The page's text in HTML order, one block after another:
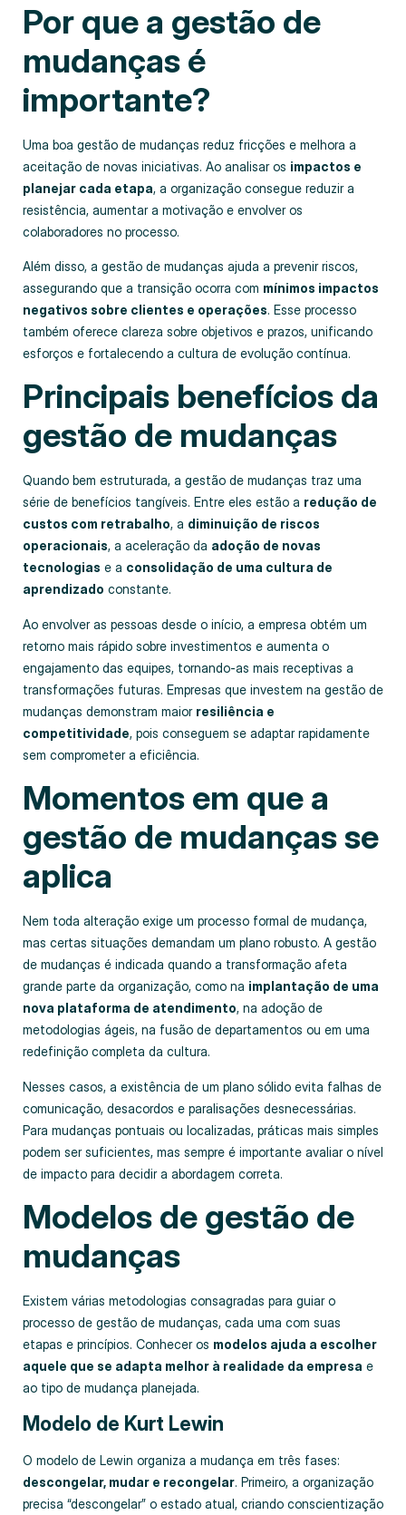
Por que a gestão de
mudanças é
importante?
Uma boa gestão de mudanças reduz fricções e melhora a
aceitação de novas iniciativas. Ao analisar os impactos e
planejar cada etapa, a organização consegue reduzir a
resistência, aumentar a motivação e envolver os
colaboradores no processo.
Além disso, a gestão de mudanças ajuda a prevenir riscos,
assegurando que a transição ocorra com mínimos impactos
negativos sobre clientes e operações. Esse processo
também oferece clareza sobre objetivos e prazos, unificando
esforços e fortalecendo a cultura de evolução contínua.
Principais benefícios da
gestão de mudanças
Quando bem estruturada, a gestão de mudanças traz uma
série de benefícios tangíveis. Entre eles estão a redução de
custos com retrabalho, a diminuição de riscos
operacionais, a aceleração da adoção de novas
tecnologias e a consolidação de uma cultura de
aprendizado constante.
Ao envolver as pessoas desde o início, a empresa obtém um
retorno mais rápido sobre investimentos e aumenta o
engajamento das equipes, tornando‑as mais receptivas a
transformações futuras. Empresas que investem na gestão de
mudanças demonstram maior resiliência e
competitividade, pois conseguem se adaptar rapidamente
sem comprometer a eficiência.
Momentos em que a
gestão de mudanças se
aplica
Nem toda alteração exige um processo formal de mudança,
mas certas situações demandam um plano robusto. A gestão
de mudanças é indicada quando a transformação afeta
grande parte da organização, como na implantação de uma
nova plataforma de atendimento, na adoção de
metodologias ágeis, na fusão de departamentos ou em uma
redefinição completa da cultura.
Nesses casos, a existência de um plano sólido evita falhas de
comunicação, desacordos e paralisações desnecessárias.
Para mudanças pontuais ou localizadas, práticas mais simples
podem ser suficientes, mas sempre é importante avaliar o nível
de impacto para decidir a abordagem correta.
Modelos de gestão de
mudanças
Existem várias metodologias consagradas para guiar o
processo de gestão de mudanças, cada uma com suas
etapas e princípios. Conhecer os modelos ajuda a escolher
aquele que se adapta melhor à realidade da empresa e
ao tipo de mudança planejada.
Modelo de Kurt Lewin
O modelo de Lewin organiza a mudança em três fases:
descongelar, mudar e recongelar. Primeiro, a organização
precisa “descongelar” o estado atual, criando conscientização